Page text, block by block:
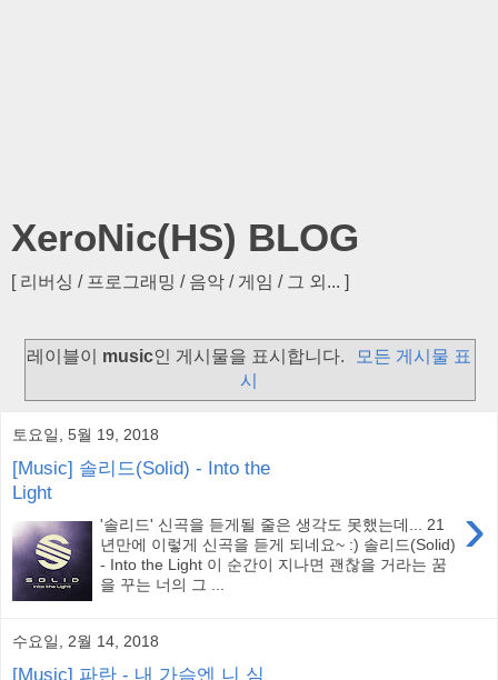
XeroNic(HS) BLOG
[ 리버싱 / 프로그래밍 / 음악 / 게임 / 그 외... ]
레이블이 music인 게시물을 표시합니다.
모든 게시물 표
시
토요일, 5월 19, 2018
[Music] 솔리드(Solid) - Into the
Light
›
'솔리드' 신곡을 듣게될 줄은 생각도 못했는데... 21
년만에 이렇게 신곡을 듣게 되네요~ :) 솔리드(Solid)
- Into the Light 이 순간이 지나면 괜찮을 거라는 꿈
을 꾸는 너의 그 ...
수요일, 2월 14, 2018
[Music] 파란 - 내 가슴엔 니 심